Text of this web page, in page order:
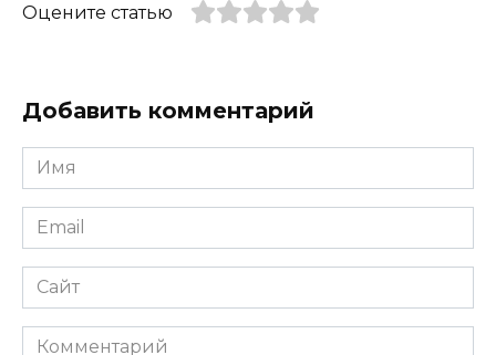
Оцените статью
Добавить комментарий
Имя
*
Email
*
Сайт
Комментарий